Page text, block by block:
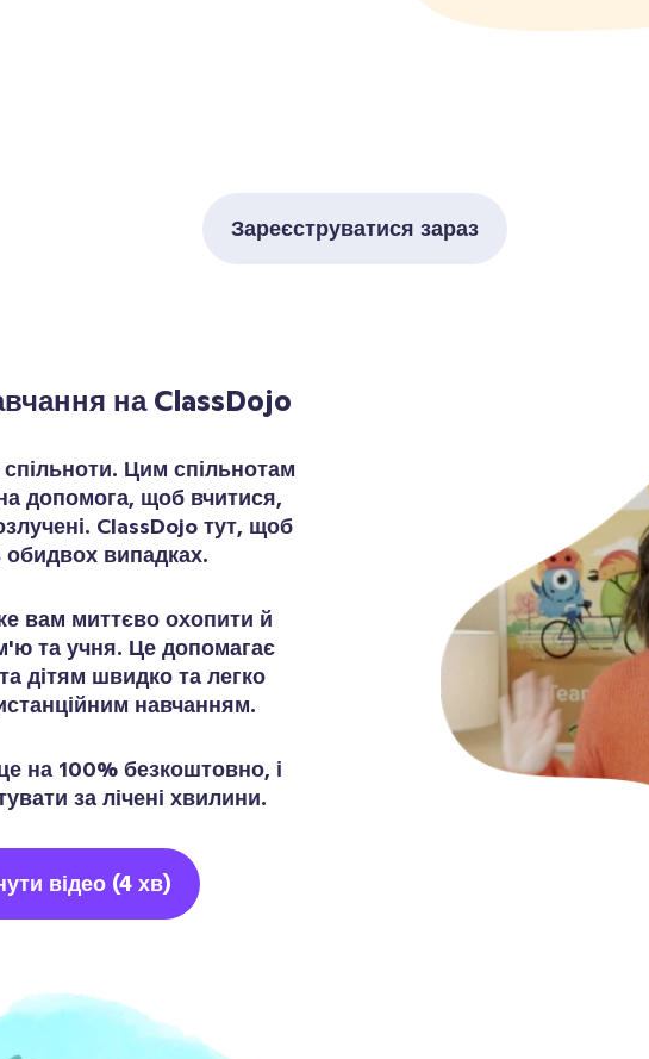
Зареєструватися зараз
на ClassDojo
Цим спільнотам
допомога, щоб вчитися,
ClassDojo тут, щоб
випадках.
вам миттєво охопити й
та учня. Це допомагає
дітям швидко та легко
навчанням.
на 100% безкоштовно, і
за лічені хвилини.
відео (4 хв)